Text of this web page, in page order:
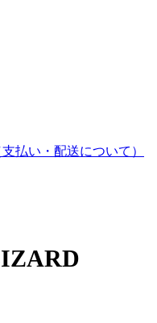
払い・配送について）